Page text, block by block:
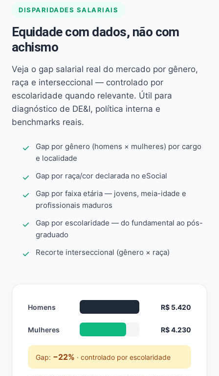
DISPARIDADES SALARIAIS
Equidade com dados, não com
achismo
Veja o gap salarial real do mercado por gênero,
raça e interseccional — controlado por
escolaridade quando relevante. Útil para
diagnóstico de DE&I, política interna e
benchmarks reais.
Gap por gênero (homens × mulheres) por cargo
e localidade
Gap por raça/cor declarada no eSocial
Gap por faixa etária — jovens, meia-idade e
profissionais maduros
Gap por escolaridade — do fundamental ao pós-
graduado
Recorte interseccional (gênero × raça)
Homens R$ 5.420
Mulheres R$ 4.230
Gap: −22% · controlado por escolaridade